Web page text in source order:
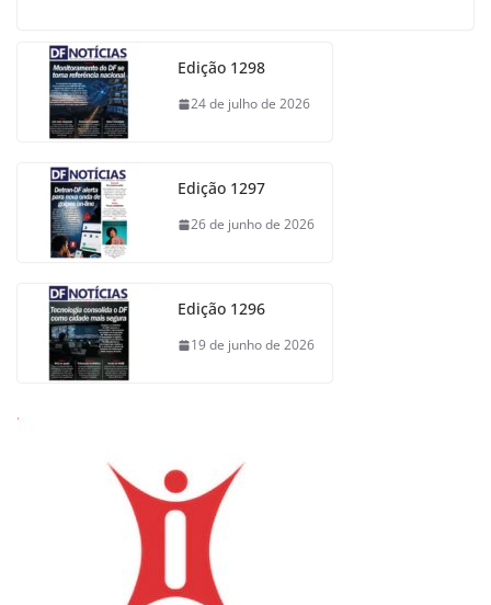
Edição 1298
24 de julho de 2026
Edição 1297
26 de junho de 2026
Edição 1296
19 de junho de 2026